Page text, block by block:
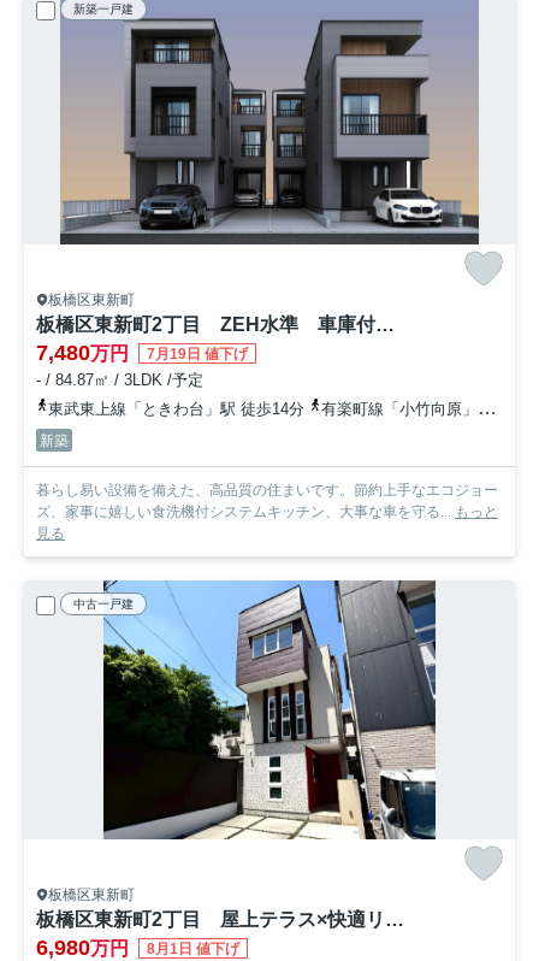
新築一戸建
板橋区東新町
板橋区東新町2丁目 ZEH水準 車庫付住宅
7,480万円 7月19日 値下げ
- / 84.87㎡ / 3LDK /予定
東武東上線「ときわ台」駅 徒歩14分
有楽町線「小竹向原」駅 徒歩18分
新築
暮らし易い設備を備えた、高品質の住まいです。節約上手なエコジョー
ズ、家事に嬉しい食洗機付システムキッチン、大事な車を守る... もっと
見る
中古一戸建
板橋区東新町
板橋区東新町2丁目 屋上テラス×快適リフォーム住宅
6,980万円 8月1日 値下げ